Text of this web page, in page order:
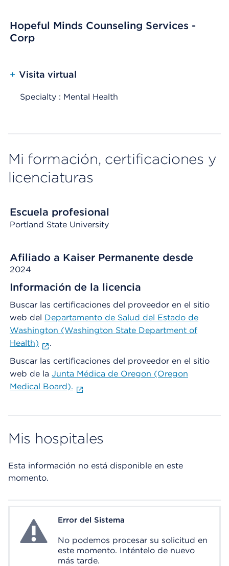
Hopeful Minds Counseling Services -
Corp
+ Visita virtual
Specialty : Mental Health
Mi formación, certificaciones y
licenciaturas
Escuela profesional
Portland State University
Afiliado a Kaiser Permanente desde
2024
Información de la licencia
Buscar las certificaciones del proveedor en el sitio
web del Departamento de Salud del Estado de
Washington (Washington State Department of
Health)
.
Buscar las certificaciones del proveedor en el sitio
web de la Junta Médica de Oregon (Oregon
Medical Board).
Mis hospitales
Esta información no está disponible en este
momento.
System ErrorError del Sistema
No podemos procesar su solicitud en
este momento. Inténtelo de nuevo
más tarde.